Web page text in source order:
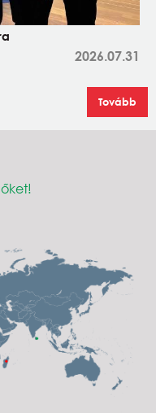
2026.07.31
Tovább